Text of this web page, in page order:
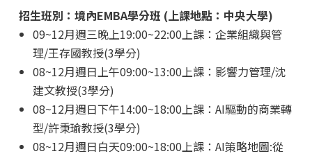
招生班別：境內EMBA學分班 (上課地點：中央大學)
09~12月週三晚上19:00~22:00上課：企業組織與管
理/王存國教授(3學分)
08~12月週日上午09:00~13:00上課：影響力管理/沈
建文教授(3學分)
08~12月週日下午14:00~18:00上課：AI驅動的商業轉
型/許秉瑜教授(3學分)
08~12月週日白天09:00~18:00上課：AI策略地圖:從